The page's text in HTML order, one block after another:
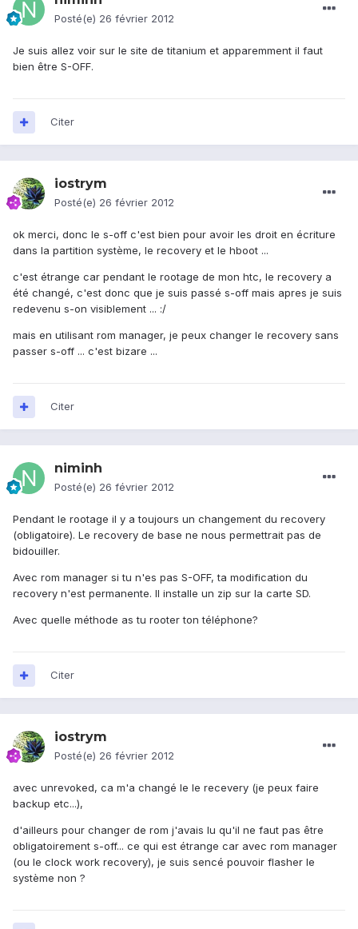
Posté(e) 26 février 2012
Je suis allez voir sur le site de titanium et apparemment il faut
bien être S-OFF.
Citer
iostrym
Posté(e) 26 février 2012
ok merci, donc le s-off c'est bien pour avoir les droit en écriture
dans la partition système, le recovery et le hboot ...
c'est étrange car pendant le rootage de mon htc, le recovery a
été changé, c'est donc que je suis passé s-off mais apres je suis
redevenu s-on visiblement ... :/
mais en utilisant rom manager, je peux changer le recovery sans
passer s-off ... c'est bizare ...
Citer
niminh
Posté(e) 26 février 2012
Pendant le rootage il y a toujours un changement du recovery
(obligatoire). Le recovery de base ne nous permettrait pas de
bidouiller.
Avec rom manager si tu n'es pas S-OFF, ta modification du
recovery n'est permanente. Il installe un zip sur la carte SD.
Avec quelle méthode as tu rooter ton téléphone?
Citer
iostrym
Posté(e) 26 février 2012
avec unrevoked, ca m'a changé le le recevery (je peux faire
backup etc...),
d'ailleurs pour changer de rom j'avais lu qu'il ne faut pas être
obligatoirement s-off... ce qui est étrange car avec rom manager
(ou le clock work recovery), je suis sencé pouvoir flasher le
système non ?